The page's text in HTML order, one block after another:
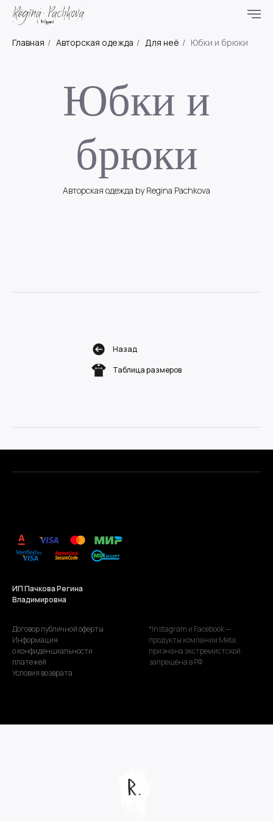
Главная / Авторская одежда / Для неё / Юбки и брюки
Юбки и
брюки
Авторская одежда by Regina Pachkova
Назад
Таблица размеров
ИП Пачкова Регина
Владимировна
Договор публичной оферты
Информация
о конфиденциальности
платежей
Условия возврата
*Instagram и Facebook —
продукты компании Meta,
признана экстремистской,
запрещёна в РФ